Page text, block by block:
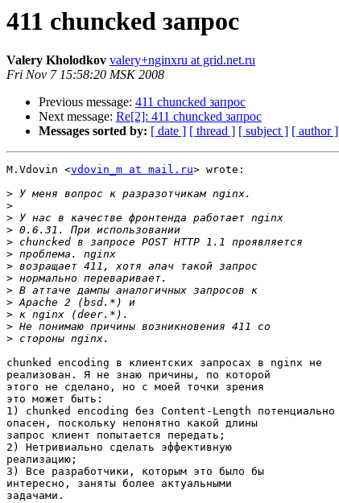
411 chuncked запрос
Valery Kholodkov valery+nginxru at grid.net.ru
Fri Nov 7 15:58:20 MSK 2008
Previous message: 411 chuncked запрос
Next message: Re[2]: 411 chuncked запрос
Messages sorted by: [ date ] [ thread ] [ subject ] [ author ]
M.Vdovin <vdovin_m at mail.ru> wrote:
>
>
>
>
>
>
>
>
>
>
>
>
>
chunked encoding в клиентских запросах в nginx не
реализован. Я не знаю причины, по которой
этого не сделано, но с моей точки зрения
это может быть:
1) chunked encoding без Content-Length потенциально
опасен, поскольку непонятно какой длины
запрос клиент попытается передать;
2) Нетривиально сделать эффективную
реализацию;
3) Все разработчики, которым это было бы
интересно, заняты более актуальными
задачами.